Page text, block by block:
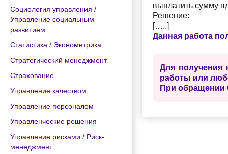
Социология управления /
Управление социальным
развитием
Статистика / Эконометрика
Стратегический менеджмент
Страхование
Управление качеством
Управление персоналом
Управленческие решения
Управление рисками / Риск-
менеджмент
выплатить сумму
Решение:
[…..]
Данная работа
Для получения
работы или
При обращении